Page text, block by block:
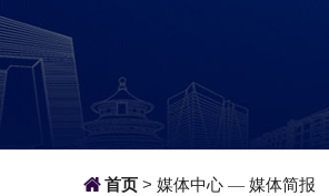
首页 > 媒体中心 — 媒体简报